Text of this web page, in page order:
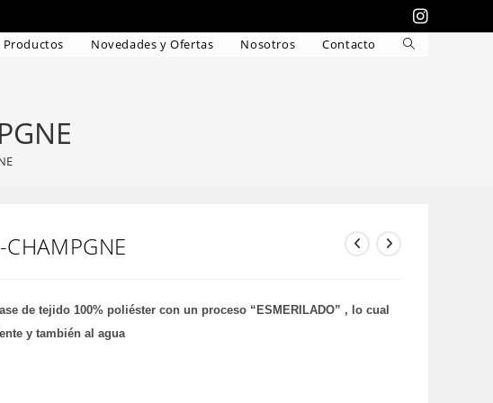
Productos Novedades y Ofertas Nosotros Contacto
Alternar
de tejido 100% poliéster con un proceso “ESMERILADO” , lo cual
y también al agua